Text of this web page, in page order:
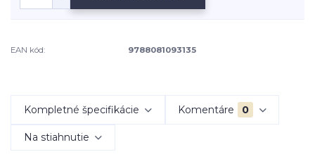
EAN kód: 9788081093135
Kompletné špecifikácie Komentáre 0
Na stiahnutie